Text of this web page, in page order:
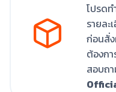
โปรดท
รายล
ก่อนสั่ง
ต้องก
สอบถ